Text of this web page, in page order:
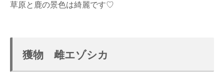
草原と鹿の景色は綺麗です♡
獲物 雌エゾシカ